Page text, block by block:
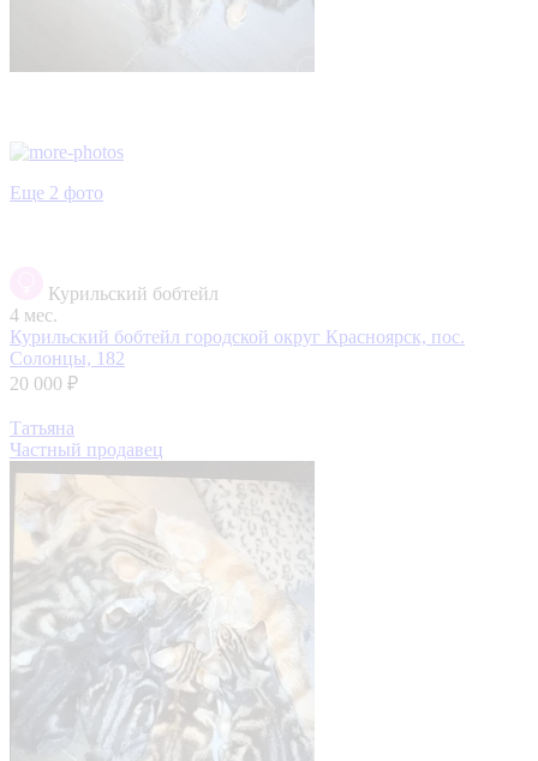
Еще 2 фото
Курильский бобтейл
4 мес.
Курильский бобтейл городской округ Красноярск, пос.
Солонцы, 182
20 000 ₽
Татьяна
Частный продавец